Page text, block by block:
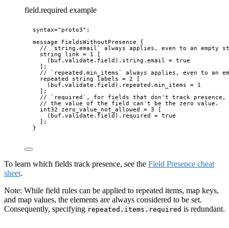
field.required example
syntax="proto3" ;
message
FieldsWithoutPresence {
// `string.email` always applies, even to an empty
string link = 1
[
(buf.validate.field) .string .email = true
];
// `repeated.min_items` always applies, even to an
repeated
string labels = 2 [
(buf.validate.field) .repeated .min_items =
1
];
// `required`, for fields that don't track presence,
// the value of the field can't be the zero value.
int32 zero_value_not_allowed = 3 [
(buf.validate.field).required
= true
];
}
To learn which fields track presence, see the Field Presence cheat
sheet.
Note: While field rules can be applied to repeated items, map keys,
and map values, the elements are always considered to be set.
Consequently, specifying repeated.items.required is redundant.